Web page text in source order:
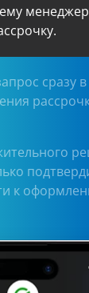
сразу в
к